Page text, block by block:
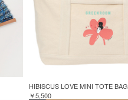
HIBISCUS LOVE MINI TOTE BAG
￥5,500